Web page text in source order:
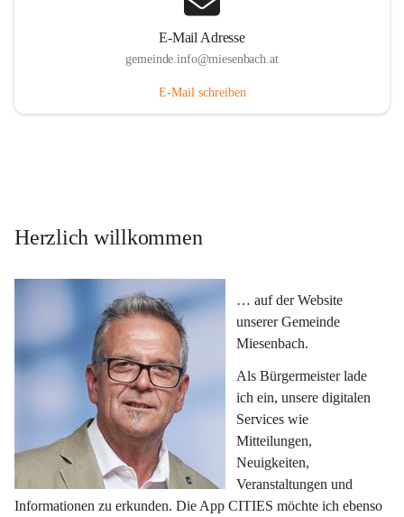
E-Mail Adresse
gemeinde.info@miesenbach.at
E-Mail schreiben
Herzlich willkommen
… auf der Website
unserer Gemeinde
Miesenbach.
Als Bürgermeister lade
ich ein, unsere digitalen
Services wie
Mitteilungen,
Neuigkeiten,
Veranstaltungen und
Informationen zu erkunden. Die App CITIES möchte ich ebenso